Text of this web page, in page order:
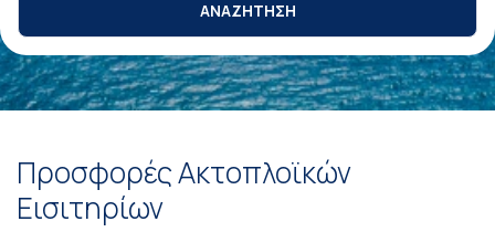
ΑΝΑΖΗΤΗΣΗ
Προσφορές Ακτοπλοϊκών
Εισιτηρίων